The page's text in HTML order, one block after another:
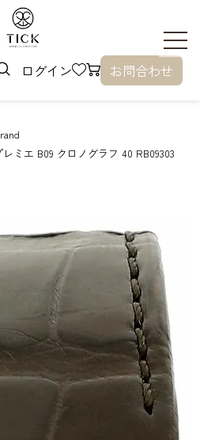
ログイン お問合わせ
ミエ B09 クロノグラフ 40 RB09303